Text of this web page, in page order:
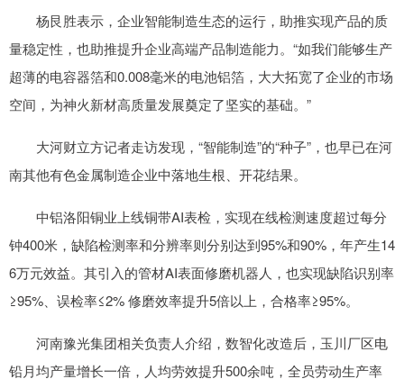
杨艮胜表示，企业智能制造生态的运行，助推实现产品的质
量稳定性，也助推提升企业高端产品制造能力。“如我们能够生产
超薄的电容器箔和0.008毫米的电池铝箔，大大拓宽了企业的市场
空间，为神火新材高质量发展奠定了坚实的基础。”
大河财立方记者走访发现，“智能制造”的“种子”，也早已在河
南其他有色金属制造企业中落地生根、开花结果。
中铝洛阳铜业上线铜带AI表检，实现在线检测速度超过每分
钟400米，缺陷检测率和分辨率则分别达到95%和90%，年产生14
6万元效益。其引入的管材AI表面修磨机器人，也实现缺陷识别率
≥95%、误检率≤2% 修磨效率提升5倍以上，合格率≥95%。
河南豫光集团相关负责人介绍，数智化改造后，玉川厂区电
铅月均产量增长一倍，人均劳效提升500余吨，全员劳动生产率